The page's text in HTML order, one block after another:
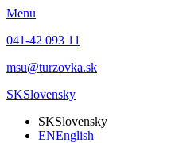
Menu
041-42 093 11
msu@turzovka.sk
SKSlovensky
SKSlovensky
ENEnglish